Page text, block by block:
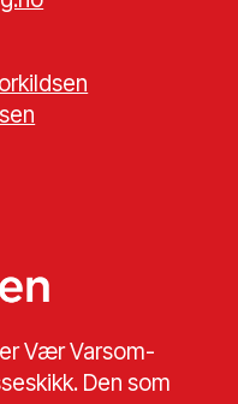
Vær Varsom-
Den som